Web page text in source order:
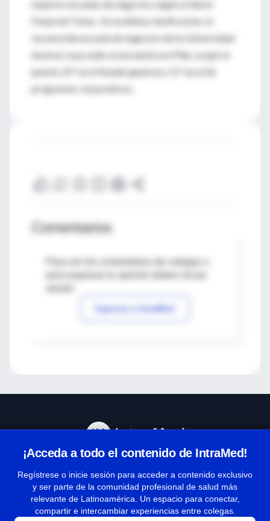
mejores escuelas de negocios según el diario
Financial Times . En la última clasificación, la
reconocida escuela de negocios de la Universidad
Austral, cuya sede se encuentra en Pilar, ocupó el
puesto 25° en el listado general y 11° en el de
programas corporativos.
Comentarios
Para ver los comentarios de colegas o
Ingresar a IntraMed
¡Acceda a todo el contenido de IntraMed!
Regístrese o inicie sesión para acceder a contenido exclusivo
y ser parte de la comunidad profesional de salud más
relevante de Latinoamérica. Un espacio para conectar,
compartir e intercambiar experiencias entre colegas.
Términos y condiciones
| Políticas de privacidad